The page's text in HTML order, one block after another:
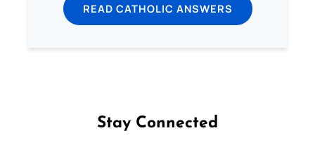
READ CATHOLIC ANSWERS
Stay Connected